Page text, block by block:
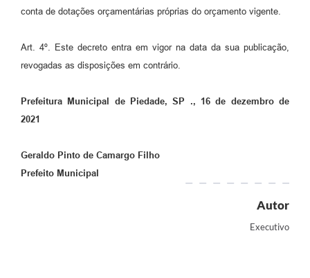
conta de dotações orçamentárias próprias do orçamento vigente.
Art. 4º. Este decreto entra em vigor na data da sua publicação,
revogadas as disposições em contrário.
Prefeitura Municipal de Piedade, SP ., 16 de dezembro de
2021
Geraldo Pinto de Camargo Filho
Prefeito Municipal
Autor
Executivo